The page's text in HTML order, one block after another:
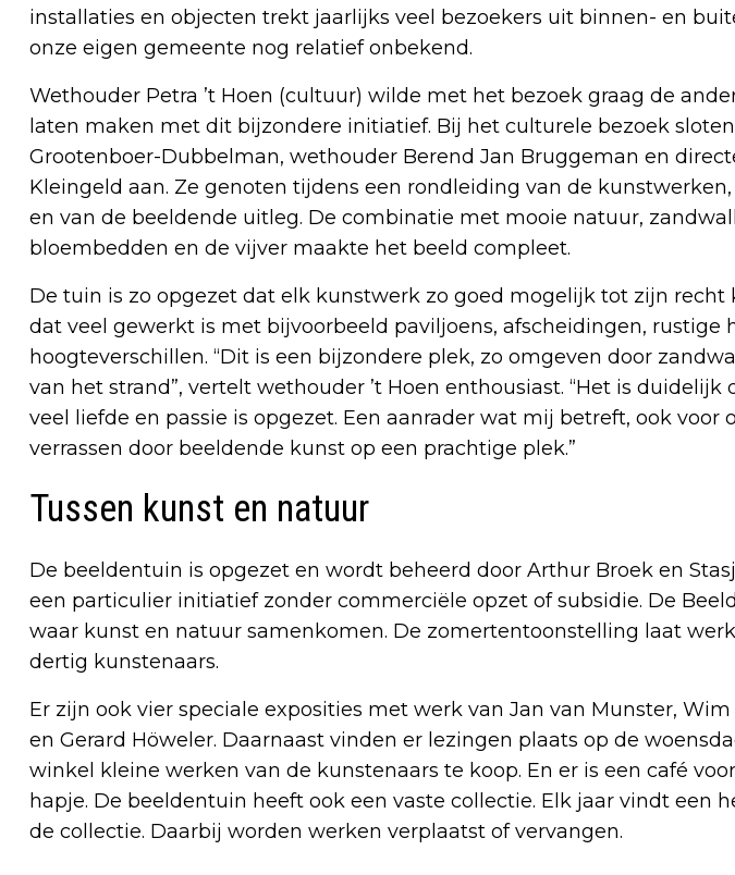
installaties en objecten trekt jaarlijks veel bezoekers uit binnen- en
onze eigen gemeente nog relatief onbekend.
Wethouder Petra ’t Hoen (cultuur) wilde met het bezoek graag de
laten maken met dit bijzondere initiatief. Bij het culturele bezoek
Grootenboer-Dubbelman, wethouder Berend Jan Bruggeman en
Kleingeld aan. Ze genoten tijdens een rondleiding van de
en van de beeldende uitleg. De combinatie met mooie natuur,
bloembedden en de vijver maakte het beeld compleet.
De tuin is zo opgezet dat elk kunstwerk zo goed mogelijk tot zijn recht
dat veel gewerkt is met bijvoorbeeld paviljoens, afscheidingen, rustige
hoogteverschillen. “Dit is een bijzondere plek, zo omgeven door
van het strand”, vertelt wethouder ’t Hoen enthousiast. “Het is duidelijk
veel liefde en passie is opgezet. Een aanrader wat mij betreft, ook voor
verrassen door beeldende kunst op een prachtige plek.”
Tussen kunst en natuur
De beeldentuin is opgezet en wordt beheerd door Arthur Broek en
een particulier initiatief zonder commerciële opzet of subsidie. De
waar kunst en natuur samenkomen. De zomertentoonstelling laat
dertig kunstenaars.
Er zijn ook vier speciale exposities met werk van Jan van Munster, Wim
en Gerard Höweler. Daarnaast vinden er lezingen plaats op de
winkel kleine werken van de kunstenaars te koop. En er is een café
hapje. De beeldentuin heeft ook een vaste collectie. Elk jaar vindt een
de collectie. Daarbij worden werken verplaatst of vervangen.